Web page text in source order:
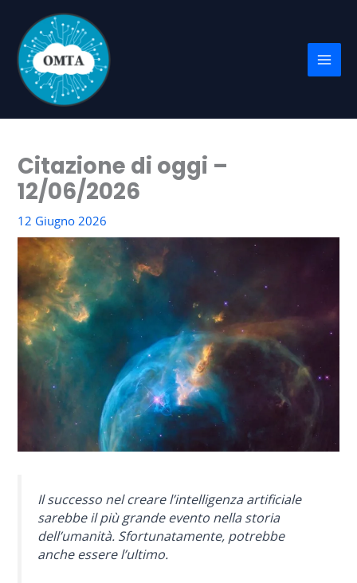
contenuto
Citazione di oggi –
12/06/2026
12 Giugno 2026
Il successo nel creare l’intelligenza artificiale
sarebbe il più grande evento nella storia
dell’umanità. Sfortunatamente, potrebbe
anche essere l’ultimo.